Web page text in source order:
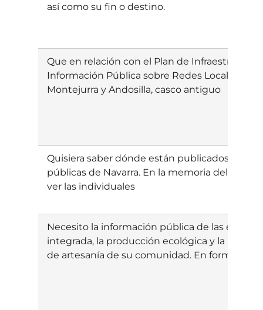
así como su fin o destino.
Que en relación con el Plan de
Información Pública sobre Redes Locales de
Montejurra y Andosilla, casco antiguo
Quisiera saber dónde están publicados los
públicas de Navarra. En la memoria del
ver las individuales
Necesito la información pública de las
integrada, la producción ecológica y la
de artesanía de su comunidad. En formato